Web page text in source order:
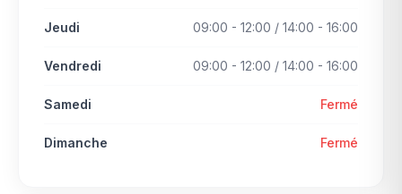
Jeudi 09:00 - 12:00 / 14:00 - 16:00
Vendredi 09:00 - 12:00 / 14:00 - 16:00
Samedi Fermé
Dimanche Fermé